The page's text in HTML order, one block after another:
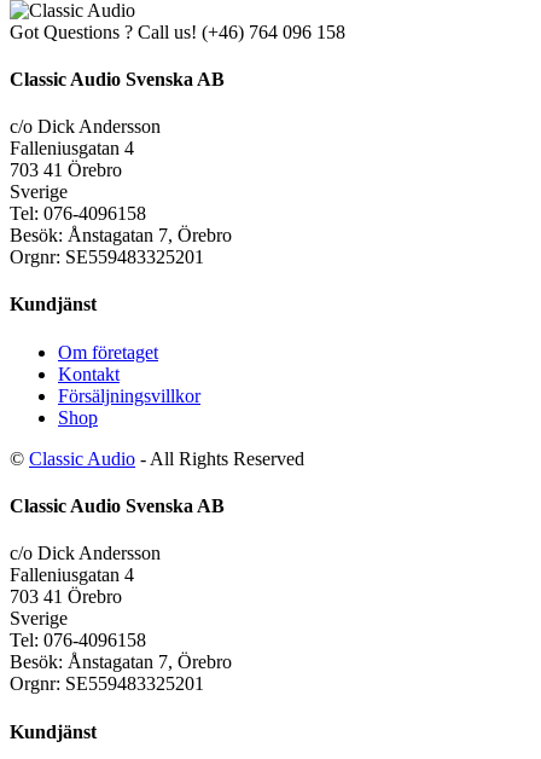
Got Questions ? Call us! (+46) 764 096 158
Classic Audio Svenska AB
c/o Dick Andersson
Falleniusgatan 4
703 41 Örebro
Sverige
Tel: 076-4096158
Besök: Ånstagatan 7, Örebro
Orgnr: SE559483325201
Kundjänst
Om företaget
Kontakt
Försäljningsvillkor
Shop
© Classic Audio - All Rights Reserved
Classic Audio Svenska AB
c/o Dick Andersson
Falleniusgatan 4
703 41 Örebro
Sverige
Tel: 076-4096158
Besök: Ånstagatan 7, Örebro
Orgnr: SE559483325201
Kundjänst